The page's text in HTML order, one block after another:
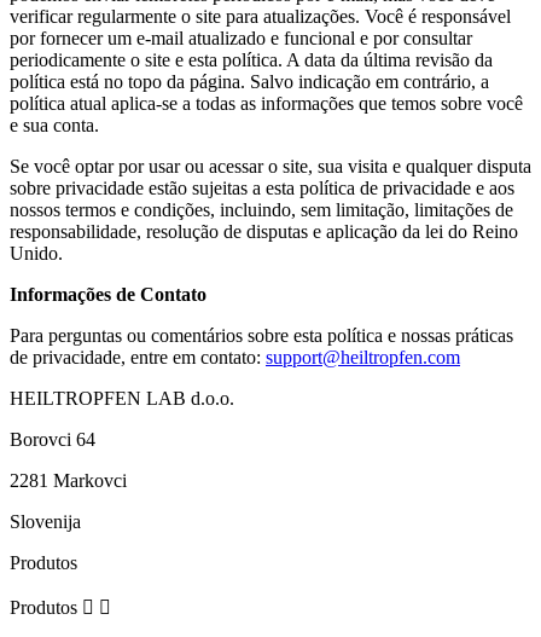
verificar regularmente o site para atualizações. Você é responsável
por fornecer um e-mail atualizado e funcional e por consultar
periodicamente o site e esta política. A data da última revisão da
política está no topo da página. Salvo indicação em contrário, a
política atual aplica-se a todas as informações que temos sobre você
e sua conta.
Se você optar por usar ou acessar o site, sua visita e qualquer disputa
sobre privacidade estão sujeitas a esta política de privacidade e aos
nossos termos e condições, incluindo, sem limitação, limitações de
responsabilidade, resolução de disputas e aplicação da lei do Reino
Unido.
Informações de Contato
Para perguntas ou comentários sobre esta política e nossas práticas
de privacidade, entre em contato: support@heiltropfen.com
HEILTROPFEN LAB d.o.o.
Borovci 64
2281 Markovci
Slovenija
Produtos
Produtos  